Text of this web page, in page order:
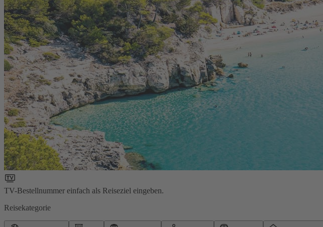
TV-Bestellnummer einfach als Reiseziel eingeben.
Reisekategorie